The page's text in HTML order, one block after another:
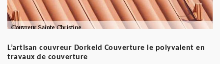
L’artisan couvreur Dorkeld Couverture le polyvalent en
travaux de couverture